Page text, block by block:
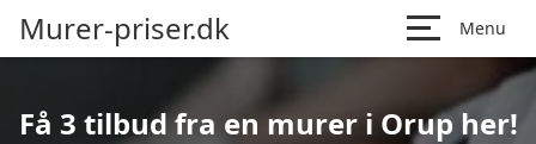
Murer-priser.dk Menu
Få 3 tilbud fra en murer i Orup her!